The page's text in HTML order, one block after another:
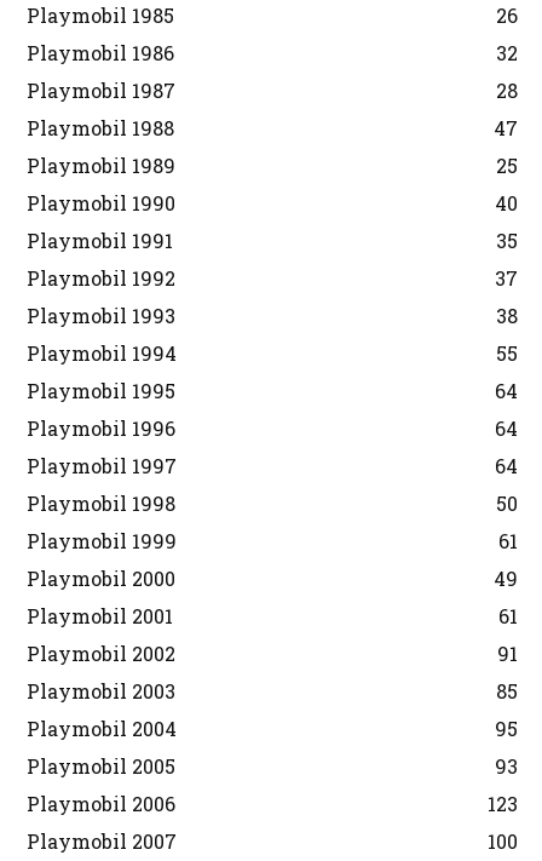
Playmobil 1985
26
Playmobil 1986
32
Playmobil 1987
28
Playmobil 1988
47
Playmobil 1989
25
Playmobil 1990
40
Playmobil 1991
35
Playmobil 1992
37
Playmobil 1993
38
Playmobil 1994
55
Playmobil 1995
64
Playmobil 1996
64
Playmobil 1997
64
Playmobil 1998
50
Playmobil 1999
61
Playmobil 2000
49
Playmobil 2001
61
Playmobil 2002
91
Playmobil 2003
85
Playmobil 2004
95
Playmobil 2005
93
Playmobil 2006
123
Playmobil 2007
100